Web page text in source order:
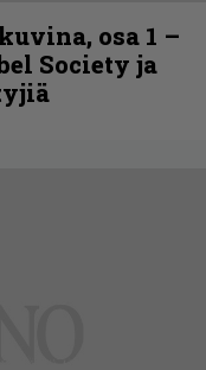
osa 1 –
Society ja